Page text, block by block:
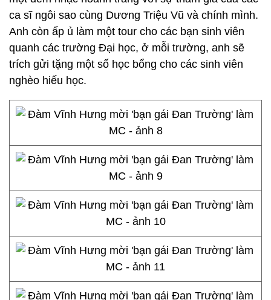
ca sĩ ngôi sao cùng Dương Triệu Vũ và chính mình.
Anh còn ấp ủ làm một tour cho các bạn sinh viên
quanh các trường Đại học, ở mỗi trường, anh sẽ
trích gửi tặng một số học bổng cho các sinh viên
nghèo hiếu học.